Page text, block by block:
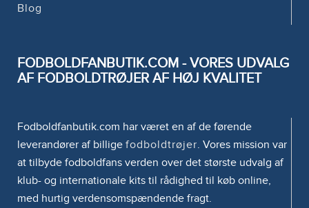
Blog
FODBOLDFANBUTIK.COM - VORES UDVALG
AF FODBOLDTRØJER AF HØJ KVALITET
Fodboldfanbutik.com har været en af de førende
leverandører af billige fodboldtrøjer. Vores mission var
at tilbyde fodboldfans verden over det største udvalg af
klub- og internationale kits til rådighed til køb online,
med hurtig verdensomspændende fragt.